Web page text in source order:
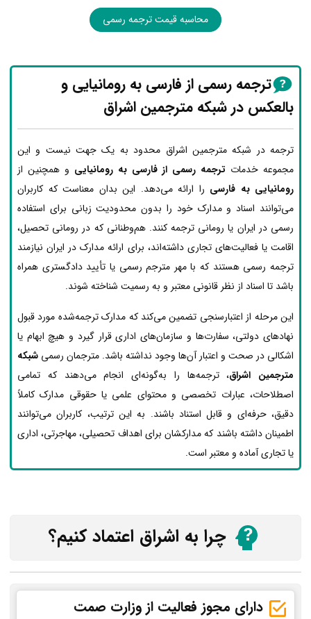
محاسبه قیمت ترجمه رسمی
ترجمه رسمی از فارسی به رومانیایی و
بالعکس در شبکه مترجمین اشراق
ترجمه در شبکه مترجمین اشراق محدود به یک جهت نیست و این
مجموعه خدمات ترجمه رسمی از فارسی به رومانیایی و همچنین از
رومانیایی به فارسی را ارائه می‌دهد. این بدان معناست که کاربران
می‌توانند اسناد و مدارک خود را بدون محدودیت زبانی برای استفاده
رسمی در ایران یا رومانی ترجمه کنند. هم‌وطنانی که در رومانی تحصیل،
اقامت یا فعالیت‌های تجاری داشته‌اند، برای ارائه مدارک در ایران نیازمند
ترجمه رسمی هستند که با مهر مترجم رسمی یا تأیید دادگستری همراه
باشد تا اسناد از نظر قانونی معتبر و به رسمیت شناخته شوند.
این مرحله از اعتبارسنجی تضمین می‌کند که مدارک ترجمه‌شده مورد قبول
نهادهای دولتی، سفارت‌ها و سازمان‌های اداری قرار گیرد و هیچ ابهام یا
اشکالی در صحت و اعتبار آن‌ها وجود نداشته باشد. مترجمان رسمی شبکه
مترجمین اشراق، ترجمه‌ها را به‌گونه‌ای انجام می‌دهند که تمامی
اصطلاحات، عبارات تخصصی و محتوای علمی یا حقوقی مدارک کاملاً
دقیق، حرفه‌ای و قابل استناد باشند. به این ترتیب، کاربران می‌توانند
اطمینان داشته باشند که مدارکشان برای اهداف تحصیلی، مهاجرتی، اداری
یا تجاری آماده و معتبر است.
چرا به اشراق اعتماد کنیم؟
دارای مجوز فعالیت از وزارت صمت